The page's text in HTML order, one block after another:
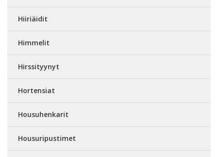
Hiiriäidit
Himmelit
Hirssityynyt
Hortensiat
Housuhenkarit
Housuripustimet